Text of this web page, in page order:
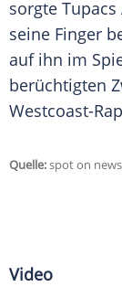
sorgte Tupacs
seine Finger
auf ihn im
berüchtigten
Westcoast-
Quelle:spot on
Video